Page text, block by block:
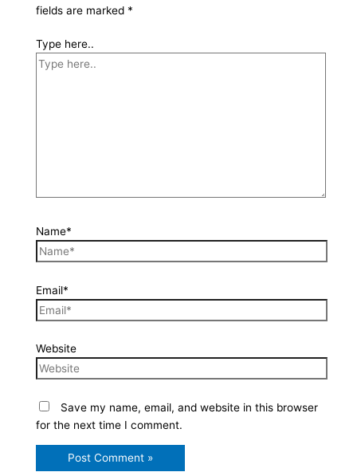
fields are marked *
Type here..
Name*
Email*
Website
Save my name, email, and website in this browser
for the next time I comment.